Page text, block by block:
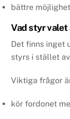
bättre
Vad styr
Det finns inget
styrs i stället
Viktiga frågor
kör fordonet